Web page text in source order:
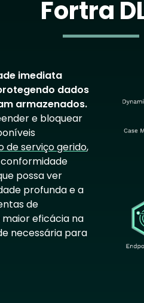
Fortra
imediata
dados
armazenados.
e bloquear
de serviço gerido,
possa ver
profunda e a
de
eficácia na
necessária para